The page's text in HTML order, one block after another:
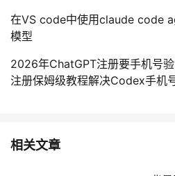
在VS code中使用claude code
模型
2026年ChatGPT注册要手机号
注册保姆级教程解决Codex手机
相关文章